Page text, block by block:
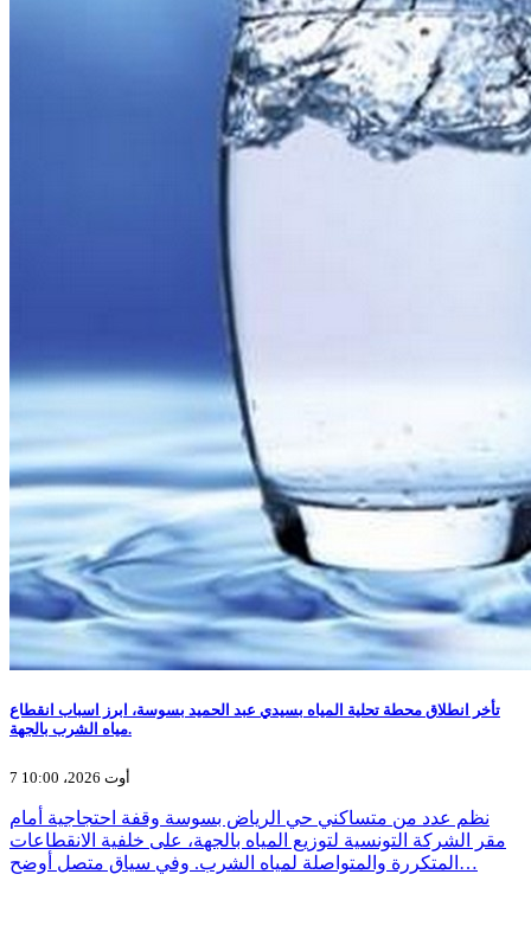
تأخر انطلاق محطة تحلية المياه بسيدي عبد الحميد بسوسة، ابرز اسباب انقطاع
مياه الشرب بالجهة.
7 أوت 2026، 10:00
نظم عدد من متساكني حي الرياض بسوسة وقفة احتجاجية أمام
مقر الشركة التونسية لتوزيع المياه بالجهة، على خلفية الانقطاعات
المتكررة والمتواصلة لمياه الشرب. وفي سياق متصل أوضح…